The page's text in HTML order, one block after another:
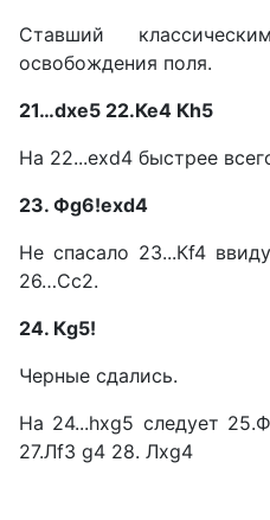
Ставший
освобождения поля.
21…dxe5 22.Ке4 Кh5
На 22...exd4 быстрее
23. Фg6!exd4
Не спасало 23...Кf4
26…Сс2.
24. Кg5!
Черные сдались.
На 24...hxg5 следует
27.Лf3 g4 28. Лxg4